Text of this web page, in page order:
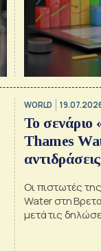
WORLD
Το σενάριο
Thames
Οι πιστωτές
Water στη
μετά τις